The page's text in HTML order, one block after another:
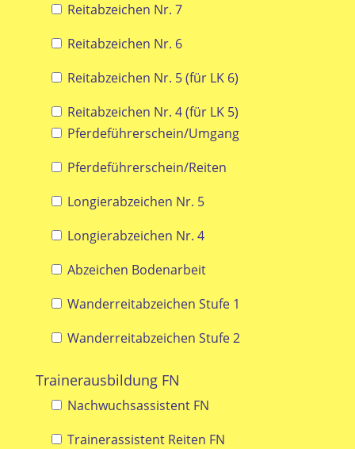
Reitabzeichen Nr. 7
Reitabzeichen Nr. 6
Reitabzeichen Nr. 5 (für LK 6)
Reitabzeichen Nr. 4 (für LK 5)
Pferdeführerschein/Umgang
Pferdeführerschein/Reiten
Longierabzeichen Nr. 5
Longierabzeichen Nr. 4
Abzeichen Bodenarbeit
Wanderreitabzeichen Stufe 1
Wanderreitabzeichen Stufe 2
Trainerausbildung FN
Nachwuchsassistent FN
Trainerassistent Reiten FN